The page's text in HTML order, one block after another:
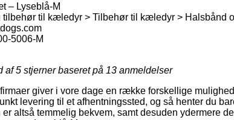
– Lyseblå-M
tilbehør til kæledyr > Tilbehør til kæledyr > Halsbånd
5006-M
af 5 stjerner baseret på 13 anmeldelser
giver i vore dage en række forskellige
levering til et afhentningssted, og så henter du
er altså temmelig bekvem, samt desuden ydermere